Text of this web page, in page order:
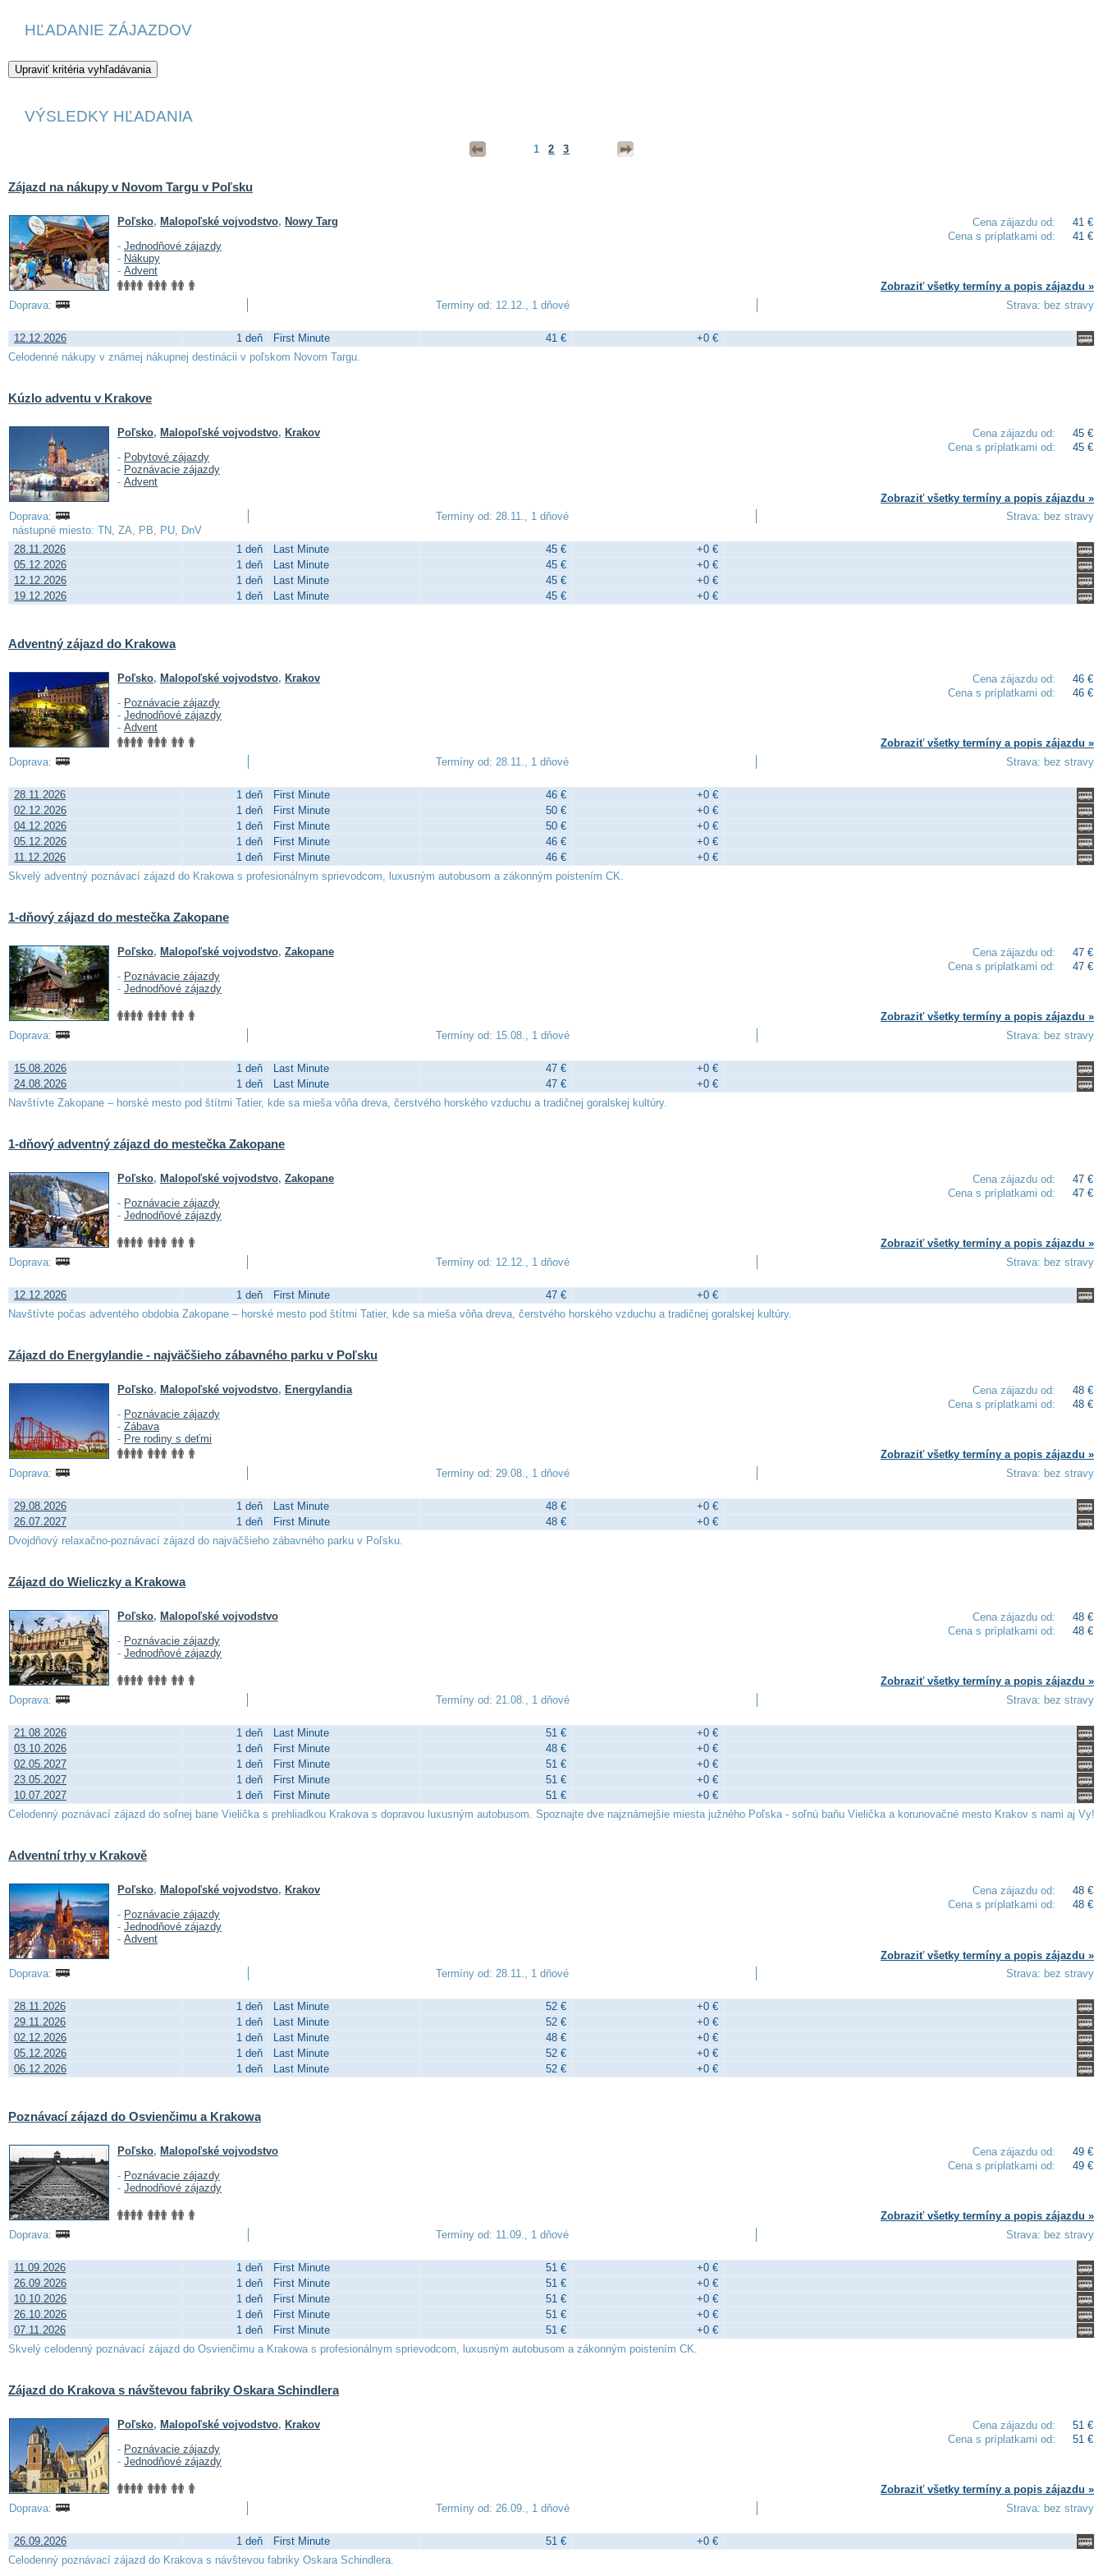
HĽADANIE ZÁJAZDOV
VÝSLEDKY HĽADANIA
1 2 3
Zájazd na nákupy v Novom Targu v Poľsku
Cena zájazdu od:
41 €
Cena s príplatkami od:
41 €
Poľsko, Malopoľské vojvodstvo, Nowy Targ
- Jednodňové zájazdy
- Nákupy
- Advent
Zobraziť všetky termíny a popis zájazdu »
Doprava:
Termíny od: 12.12., 1 dňové Strava: bez stravy
12.12.2026 1 deň First Minute 41 €
+0 €
Celodenné nákupy v známej nákupnej destinácii v poľskom Novom Targu.
Kúzlo adventu v Krakove
Cena zájazdu od:
45 €
Cena s príplatkami od:
45 €
Poľsko, Malopoľské vojvodstvo, Krakov
- Pobytové zájazdy
- Poznávacie zájazdy
- Advent
Zobraziť všetky termíny a popis zájazdu »
Doprava:
Termíny od: 28.11., 1 dňové
Strava: bez stravy
nástupné miesto: TN, ZA, PB, PU, DnV
28.11.2026
1 deň Last Minute 45 €
+0 €
05.12.2026
1 deň Last Minute 45 €
+0 €
12.12.2026
1 deň Last Minute 45 €
+0 €
19.12.2026
1 deň Last Minute 45 € +0 €
Adventný zájazd do Krakowa
Cena zájazdu od:
46 €
Cena s príplatkami od:
46 €
Poľsko, Malopoľské vojvodstvo, Krakov
- Poznávacie zájazdy
- Jednodňové zájazdy
- Advent
Zobraziť všetky termíny a popis zájazdu »
Doprava:
Termíny od: 28.11., 1 dňové Strava: bez stravy
28.11.2026 1 deň First Minute 46 €
+0 €
02.12.2026
1 deň First Minute 50 €
+0 €
04.12.2026
1 deň First Minute 50 €
+0 €
05.12.2026
1 deň First Minute 46 €
+0 €
11.12.2026
1 deň First Minute 46 €
+0 €
Skvelý adventný poznávací zájazd do Krakowa s profesionálnym sprievodcom, luxusným autobusom a zákonným poistením CK.
1-dňový zájazd do mestečka Zakopane
Cena zájazdu od:
47 €
Cena s príplatkami od:
47 €
Poľsko, Malopoľské vojvodstvo, Zakopane
- Poznávacie zájazdy
- Jednodňové zájazdy
Zobraziť všetky termíny a popis zájazdu »
Doprava:
Termíny od: 15.08., 1 dňové Strava: bez stravy
15.08.2026 1 deň Last Minute 47 €
+0 €
24.08.2026
1 deň Last Minute 47 €
+0 €
Navštívte Zakopane – horské mesto pod štítmi Tatier, kde sa mieša vôňa dreva, čerstvého horského vzduchu a tradičnej goralskej kultúry.
1-dňový adventný zájazd do mestečka Zakopane
Cena zájazdu od:
47 €
Cena s príplatkami od:
47 €
Poľsko, Malopoľské vojvodstvo, Zakopane
- Poznávacie zájazdy
- Jednodňové zájazdy
Zobraziť všetky termíny a popis zájazdu »
Doprava:
Termíny od: 12.12., 1 dňové Strava: bez stravy
12.12.2026 1 deň First Minute 47 €
+0 €
Navštívte počas adventého obdobia Zakopane – horské mesto pod štítmi Tatier, kde sa mieša vôňa dreva, čerstvého horského vzduchu a tradičnej goralskej kultúry.
Zájazd do Energylandie - najväčšieho zábavného parku v Poľsku
Cena zájazdu od:
48 €
Cena s príplatkami od:
48 €
Poľsko, Malopoľské vojvodstvo, Energylandia
- Poznávacie zájazdy
- Zábava
- Pre rodiny s deťmi
Zobraziť všetky termíny a popis zájazdu »
Doprava:
Termíny od: 29.08., 1 dňové Strava: bez stravy
29.08.2026 1 deň Last Minute 48 €
+0 €
26.07.2027
1 deň First Minute 48 €
+0 €
Dvojdňový relaxačno-poznávací zájazd do najväčšieho zábavného parku v Poľsku.
Zájazd do Wieliczky a Krakowa
Cena zájazdu od:
48 €
Cena s príplatkami od:
48 €
Poľsko, Malopoľské vojvodstvo
- Poznávacie zájazdy
- Jednodňové zájazdy
Zobraziť všetky termíny a popis zájazdu »
Doprava:
Termíny od: 21.08., 1 dňové Strava: bez stravy
21.08.2026 1 deň Last Minute 51 €
+0 €
03.10.2026
1 deň First Minute 48 €
+0 €
02.05.2027
1 deň First Minute 51 €
+0 €
23.05.2027
1 deň First Minute 51 €
+0 €
10.07.2027
1 deň First Minute 51 €
+0 €
Celodenný poznávací zájazd do soľnej bane Vielička s prehliadkou Krakova s dopravou luxusným autobusom. Spoznajte dve najznámejšie miesta južného Poľska - soľnú baňu Vielička a korunovačné mesto Krakov s nami aj Vy!
Adventní trhy v Krakově
Cena zájazdu od:
48 €
Cena s príplatkami od:
48 €
Poľsko, Malopoľské vojvodstvo, Krakov
- Poznávacie zájazdy
- Jednodňové zájazdy
- Advent
Zobraziť všetky termíny a popis zájazdu »
Doprava:
Termíny od: 28.11., 1 dňové Strava: bez stravy
28.11.2026 1 deň Last Minute 52 €
+0 €
29.11.2026
1 deň Last Minute 52 €
+0 €
02.12.2026
1 deň Last Minute 48 €
+0 €
05.12.2026
1 deň Last Minute 52 €
+0 €
06.12.2026
1 deň Last Minute 52 € +0 €
Poznávací zájazd do Osvienčimu a Krakowa
Cena zájazdu od:
49 €
Cena s príplatkami od:
49 €
Poľsko, Malopoľské vojvodstvo
- Poznávacie zájazdy
- Jednodňové zájazdy
Zobraziť všetky termíny a popis zájazdu »
Doprava:
Termíny od: 11.09., 1 dňové Strava: bez stravy
11.09.2026 1 deň First Minute 51 €
+0 €
26.09.2026
1 deň First Minute 51 €
+0 €
10.10.2026
1 deň First Minute 51 €
+0 €
26.10.2026
1 deň First Minute 51 €
+0 €
07.11.2026
1 deň First Minute 51 €
+0 €
Skvelý celodenný poznávací zájazd do Osvienčimu a Krakowa s profesionálnym sprievodcom, luxusným autobusom a zákonným poistením CK.
Zájazd do Krakova s návštevou fabriky Oskara Schindlera
Cena zájazdu od:
51 €
Cena s príplatkami od:
51 €
Poľsko, Malopoľské vojvodstvo, Krakov
- Poznávacie zájazdy
- Jednodňové zájazdy
Zobraziť všetky termíny a popis zájazdu »
Doprava:
Termíny od: 26.09., 1 dňové Strava: bez stravy
26.09.2026 1 deň First Minute 51 €
+0 €
Celodenný poznávací zájazd do Krakova s návštevou fabriky Oskara Schindlera.